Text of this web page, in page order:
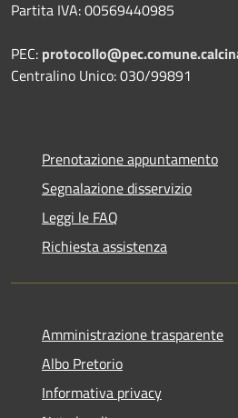
Partita IVA: 00569440985
PEC:
Centralino Unico: 030/99891
Prenotazione appuntamento
Segnalazione disservizio
Leggi le FAQ
Richiesta assistenza
Amministrazione trasparente
Albo Pretorio
Informativa privacy